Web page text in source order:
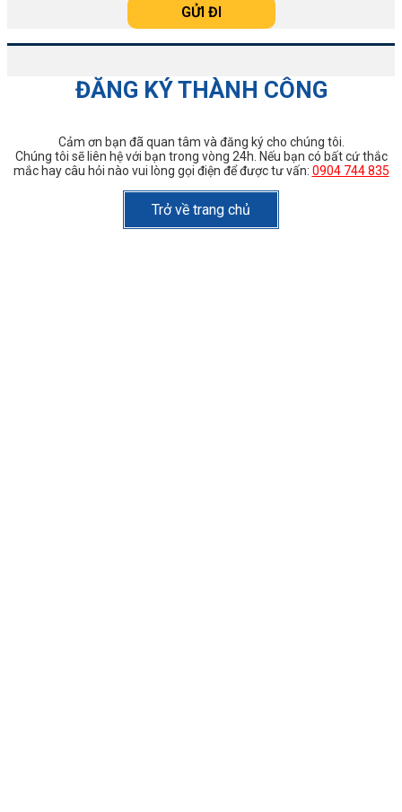
ĐĂNG KÝ THÀNH CÔNG
Cảm ơn bạn đã quan tâm và đăng ký cho chúng tôi.
Chúng tôi sẽ liên hệ với bạn trong vòng 24h. Nếu bạn có bất cứ thắc
mắc hay câu hỏi nào vui lòng gọi điện để được tư vấn: 0904 744 835
Trở về trang chủ